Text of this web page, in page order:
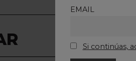
EMAIL
Si continúas,